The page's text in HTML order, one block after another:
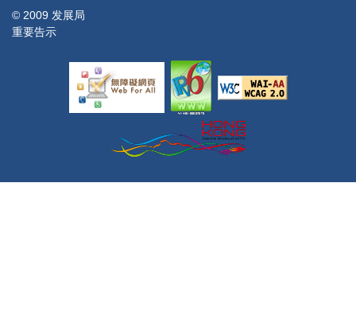
© 2009 发展局
重要告示